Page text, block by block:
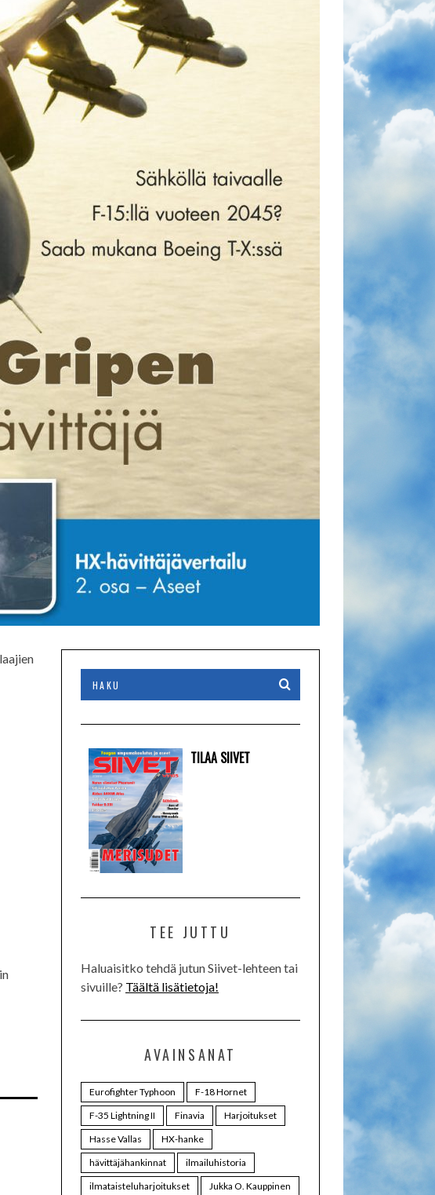
TILAA SIIVET
TEE JUTTU
Haluaisitko tehdä jutun Siivet-lehteen tai
sivuille? Täältä lisätietoja!
AVAINSANAT
Eurofighter Typhoon
F-18 Hornet
F-35 Lightning II
Finavia
Harjoitukset
Hasse Vallas
HX-hanke
hävittäjähankinnat
ilmailuhistoria
ilmataisteluharjoitukset
Jukka O. Kauppinen